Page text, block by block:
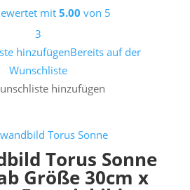
129 €
mit 5.00 von 5
3
hinzufügenBereits auf der
Wunschliste
hinzufügen
Torus Sonne
Größe 30cm x